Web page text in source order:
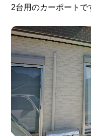
2台用のカーポートで